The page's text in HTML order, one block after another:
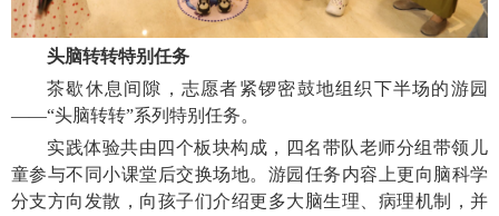
头脑转转特别任务
茶歇休息间隙，志愿者紧锣密鼓地组织下半场的游园
——“头脑转转”系列特别任务。
实践体验共由四个板块构成，四名带队老师分组带领儿
童参与不同小课堂后交换场地。游园任务内容上更向脑科学
分支方向发散，向孩子们介绍更多大脑生理、病理机制，并